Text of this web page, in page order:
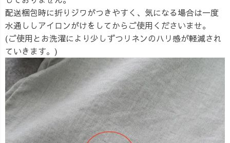
配送梱包時に折りジワがつきやすく、気になる場合は一度
水通ししアイロンがけをしてからご使用くださいませ。
(ご使用とお洗濯により少しずつリネンのハリ感が軽減され
ていきます。)